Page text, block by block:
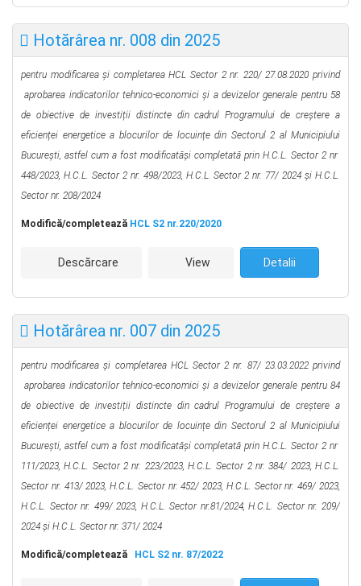
Hotărârea nr. 008 din 2025
pentru modificarea și completarea HCL Sector 2 nr. 220/ 27.08.2020 privind
aprobarea indicatorilor tehnico-economici și a devizelor generale pentru 58
de obiective de investiții distincte din cadrul Programului de creștere a
eficienței energetice a blocurilor de locuințe din Sectorul 2 al Municipiului
București, astfel cum a fost modificatăși completată prin H.C.L. Sector 2 nr
448/2023, H.C.L. Sector 2 nr. 498/2023, H.C.L. Sector 2 nr. 77/ 2024 şi H.C.L.
Sector nr. 208/2024
Modifică/completează HCL S2 nr.220/2020
Descărcare View Detalii
Hotărârea nr. 007 din 2025
pentru modificarea și completarea HCL Sector 2 nr. 87/ 23.03.2022 privind
aprobarea indicatorilor tehnico-economici și a devizelor generale pentru 84
de obiective de investiții distincte din cadrul Programului de creștere a
eficienței energetice a blocurilor de locuințe din Sectorul 2 al Municipiului
București, astfel cum a fost modificatăși completată prin H.C.L. Sector 2 nr
111/2023, H.C.L. Sector 2 nr. 223/2023, H.C.L. Sector 2 nr. 384/ 2023, H.C.L.
Sector nr. 413/ 2023, H.C.L. Sector nr. 452/ 2023, H.C.L. Sector nr. 469/ 2023,
H.C.L. Sector nr. 499/ 2023, H.C.L. Sector nr.81/2024, H.C.L. Sector nr. 209/
2024 şi H.C.L. Sector nr. 371/ 2024
Modifică/completează HCL S2 nr. 87/2022